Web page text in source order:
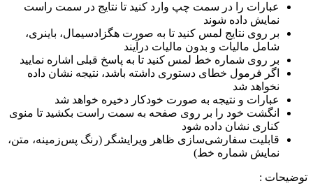
عبارات را در سمت چپ وارد کنید تا نتایج در سمت راست
نمایش داده شوند
بر روی نتایج لمس کنید تا به صورت هگزادسیمال، باینری،
شامل مالیات و بدون مالیات درآیند
بر روی شماره خط لمس کنید تا به پاسخ قبلی اشاره نمایید
اگر فرمول خطای دستوری داشته باشد، نتیجه نشان داده
نخواهد شد
عبارات و نتیجه به صورت خودکار دخیره خواهد شد
انگشت خود را بر روی صفحه به سمت راست بکشید تا منوی
کناری نشان داده شود
قابلیت سفارشی‌سازی ظاهر ویرایشگر (رنگ پس‌زمینه، متن،
نمایش شماره خط)
توضیحات :